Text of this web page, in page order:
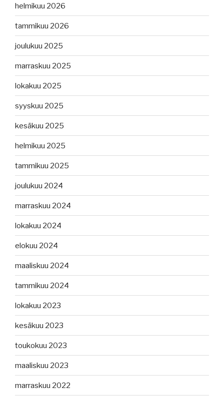
helmikuu 2026
tammikuu 2026
joulukuu 2025
marraskuu 2025
lokakuu 2025
syyskuu 2025
kesäkuu 2025
helmikuu 2025
tammikuu 2025
joulukuu 2024
marraskuu 2024
lokakuu 2024
elokuu 2024
maaliskuu 2024
tammikuu 2024
lokakuu 2023
kesäkuu 2023
toukokuu 2023
maaliskuu 2023
marraskuu 2022